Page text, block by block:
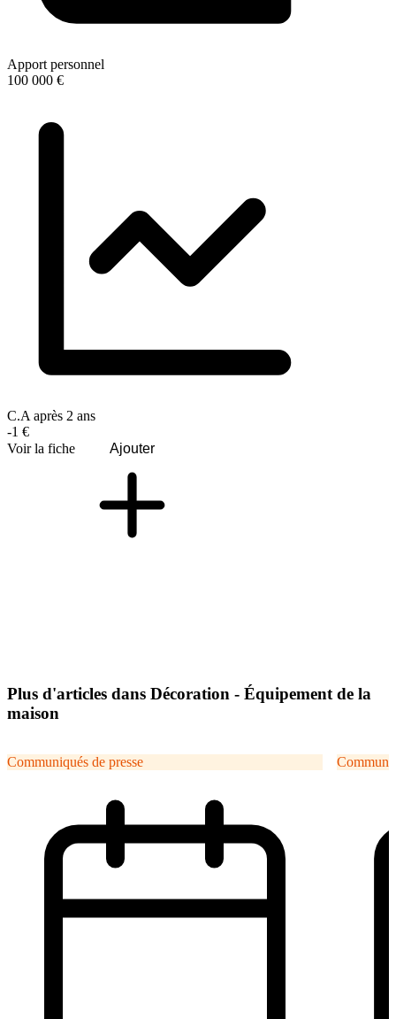
Apport personnel
100 000 €
C.A après 2 ans
-1 €
Voir la fiche
Ajouter
Plus d'articles dans Décoration - Équipement de la
maison
Communiqués de presse